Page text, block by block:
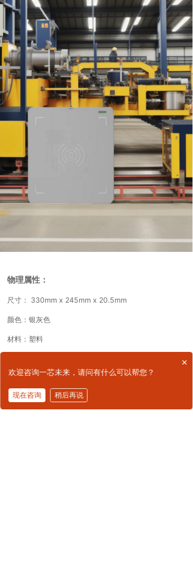
物理属性：
尺寸： 330mm x 245mm x 20.5mm
颜色：银灰色
材料：塑料
×
欢迎咨询一芯未来，请问有什么可以帮您？
现在咨询 稍后再说拨打电话